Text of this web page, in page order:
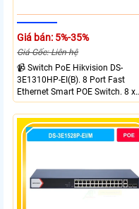
Giá bán: 5%-35%
Giá Gốc: Liên hệ
📹 Switch PoE Hikvision DS-
3E1310HP-EI(B). 8 Port Fast
Ethernet Smart POE Switch. 8 x
10/100M PoE Ports, 2 x Gigabit
Uplink Ports.